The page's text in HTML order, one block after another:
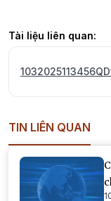
Tài liệu liên quan:
TIN LIÊN QUAN